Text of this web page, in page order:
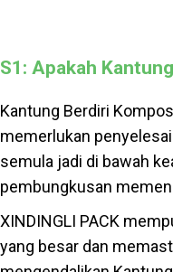
S1: Apakah
Kantung Berdiri
memerlukan
semula jadi di bawah
pembungkusan
XINDINGLI PACK
yang besar dan